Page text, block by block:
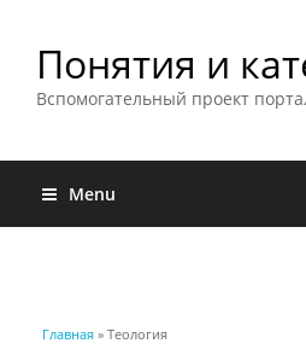
Понятия и
Вспомогательный проект
Menu
Вы здесь
Главная » Теология